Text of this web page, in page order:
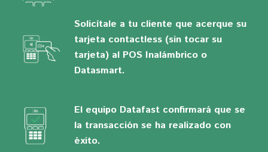
Solicítale a tu cliente que acerque su
tarjeta contactless (sin tocar su
tarjeta) al POS Inalámbrico o
Datasmart.
El equipo Datafast confirmará que se
la transacción se ha realizado con
éxito.